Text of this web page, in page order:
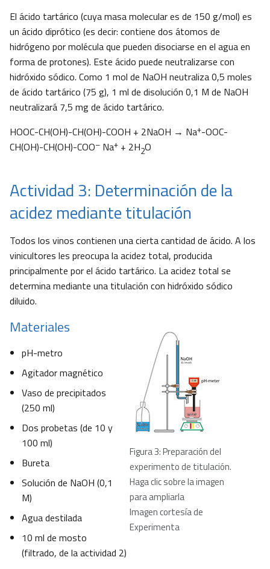
El ácido tartárico (cuya masa molecular es de 150 g/mol) es
un ácido diprótico (es decir: contiene dos átomos de
hidrógeno por molécula que pueden disociarse en el agua en
forma de protones). Este ácido puede neutralizarse con
hidróxido sódico. Como 1 mol de NaOH neutraliza 0,5 moles
de ácido tartárico (75 g), 1 ml de disolución 0,1 M de NaOH
neutralizará 7,5 mg de ácido tartárico.
HOOC-CH(OH)-CH(OH)-COOH + 2NaOH → Na+-OOC-
CH(OH)-CH(OH)-COO– Na+ + 2H2O
Actividad 3: Determinación de la
acidez mediante titulación
Todos los vinos contienen una cierta cantidad de ácido. A los
vinicultores les preocupa la acidez total, producida
principalmente por el ácido tartárico. La acidez total se
determina mediante una titulación con hidróxido sódico
diluido.
Figura 3: Preparación del
experimento de titulación.
Haga clic sobre la imagen
para ampliarla
Imagen cortesía de
Experimenta
Materiales
pH-metro
Agitador magnético
Vaso de precipitados
(250 ml)
Dos probetas (de 10 y
100 ml)
Bureta
Solución de NaOH (0,1
M)
Agua destilada
10 ml de mosto
(filtrado, de la actividad 2)